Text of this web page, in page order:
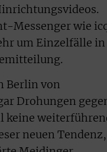
Messenger wie
um Einzelfälle in
Berlin von
Drohungen
keine
neuen Tendenz,